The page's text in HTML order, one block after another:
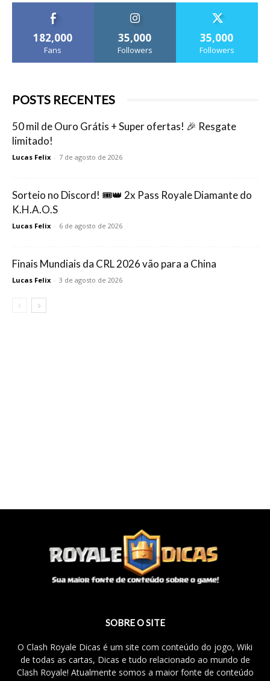
182,000
Fans
35,000
Followers
35,000
Followers
POSTS RECENTES
50 mil de Ouro Grátis + Super ofertas! 🎉 Resgate
limitado!
Lucas Felix - 7 de agosto de 2026
Sorteio no Discord! 🎟️👑 2x Pass Royale Diamante do
K.H.A.O.S
Lucas Felix - 6 de agosto de 2026
Finais Mundiais da CRL 2026 vão para a China
Lucas Felix - 3 de agosto de 2026
SOBRE O SITE
O Clash Royale Dicas é um site com conteúdo do jogo, Wiki
de todas as cartas, Dicas e tudo relacionado ao mundo de
Clash Royale! Atualmente somos a maior fonte de conteúdo